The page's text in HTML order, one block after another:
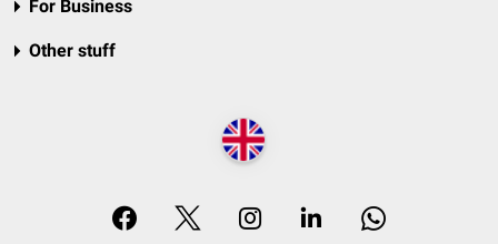
For Business
Other stuff